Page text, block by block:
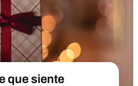
que siente